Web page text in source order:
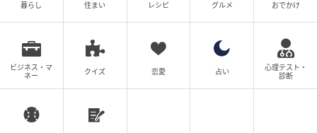
暮らし 住まい レシピ グルメ おでかけ
ビジネス・マ
ネー
クイズ 恋愛 占い
心理テスト・
診断